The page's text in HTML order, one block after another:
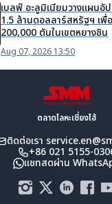
เบลฟ์ อะลูมิเนียมวางแผนอั
1.5 ล้านดอลลาร์สหรัฐฯ เพื่
200,000 ตันในเขตหยางซิน
Aug 07, 2026 13:50
ตลาดโลหะเซี่ยงไฮ้
ติดต่อเรา
+86 021 5155-
แชทสดผ่าน